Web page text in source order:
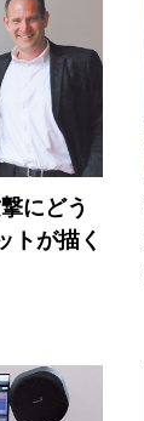
にどう
が描く